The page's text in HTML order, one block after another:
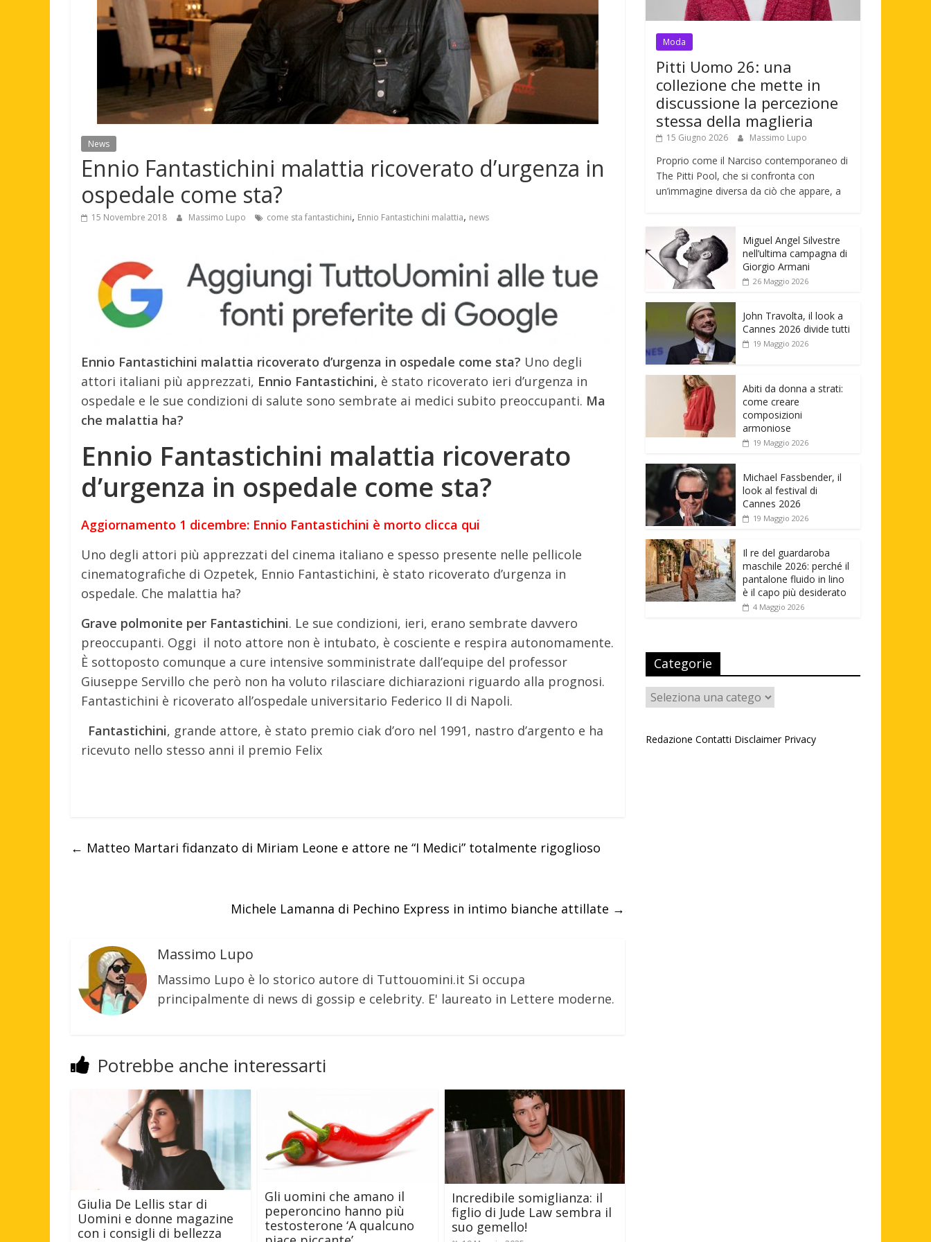
News
Ennio Fantastichini malattia ricoverato d’urgenza in
ospedale come sta?
15 Novembre 2018 Massimo Lupo come sta fantastichini, Ennio Fantastichini malattia, news
Ennio Fantastichini malattia ricoverato d’urgenza in ospedale come sta? Uno degli
attori italiani più apprezzati, Ennio Fantastichini, è stato ricoverato ieri d’urgenza in
ospedale e le sue condizioni di salute sono sembrate ai medici subito preoccupanti. Ma
che malattia ha?
Ennio Fantastichini malattia ricoverato
d’urgenza in ospedale come sta?
Aggiornamento 1 dicembre: Ennio Fantastichini è morto clicca qui
Uno degli attori più apprezzati del cinema italiano e spesso presente nelle pellicole
cinematografiche di Ozpetek, Ennio Fantastichini, è stato ricoverato d’urgenza in
ospedale. Che malattia ha?
Grave polmonite per Fantastichini. Le sue condizioni, ieri, erano sembrate davvero
preoccupanti. Oggi il noto attore non è intubato, è cosciente e respira autonomamente.
È sottoposto comunque a cure intensive somministrate dall’equipe del professor
Giuseppe Servillo che però non ha voluto rilasciare dichiarazioni riguardo alla prognosi.
Fantastichini è ricoverato all’ospedale universitario Federico II di Napoli.
Fantastichini, grande attore, è stato premio ciak d’oro nel 1991, nastro d’argento e ha
ricevuto nello stesso anni il premio Felix
← Matteo Martari fidanzato di Miriam Leone e attore ne “I Medici” totalmente rigoglioso
Michele Lamanna di Pechino Express in intimo bianche attillate →
Massimo Lupo
Massimo Lupo è lo storico autore di Tuttouomini.it Si occupa
principalmente di news di gossip e celebrity. E' laureato in Lettere moderne.
Potrebbe anche interessarti
Giulia De Lellis star di
Uomini e donne magazine
con i consigli di bellezza
Gli uomini che amano il
peperoncino hanno più
testosterone ‘A qualcuno
Incredibile somiglianza: il
figlio di Jude Law sembra il
suo gemello!
Moda
Pitti Uomo 26: una
collezione che mette in
discussione la percezione
stessa della maglieria
15 Giugno 2026 Massimo Lupo
Proprio come il Narciso contemporaneo di
The Pitti Pool, che si confronta con
un’immagine diversa da ciò che appare, a
Miguel Angel Silvestre
nell’ultima campagna di
Giorgio Armani
26 Maggio 2026
John Travolta, il look a
Cannes 2026 divide tutti
19 Maggio 2026
Abiti da donna a strati:
come creare
composizioni
armoniose
19 Maggio 2026
Michael Fassbender, il
look al festival di
Cannes 2026
19 Maggio 2026
Il re del guardaroba
maschile 2026: perché il
pantalone fluido in lino
è il capo più desiderato
4 Maggio 2026
Categorie
Categorie
Redazione Contatti Disclaimer Privacy